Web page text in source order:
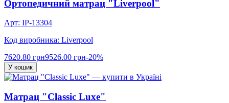
Ортопедичний матрац "Liverpool"
Арт: IP-13304
Код виробника: Liverpool
7620.80 грн9526.00 грн-20%
У кошик
Матрац "Classic Luxe"